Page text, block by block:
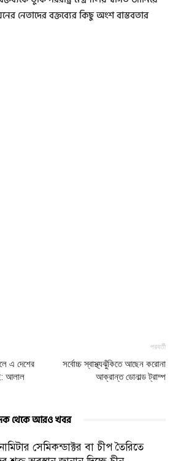
নেতাদের বক্তব্যের কিছু অংশ বাস্তবতার
এ দেশের
আলাল
পরবর্তী
সর্বোচ্চ স্বাস্থ্যঝুঁকিতে আছেন করোনা
আক্রান্ত ডোনাল্ড ট্রাম্প
থেকে আরও খবর
সেমিকন্ডাক্টর বা চীপ তৈরিতে